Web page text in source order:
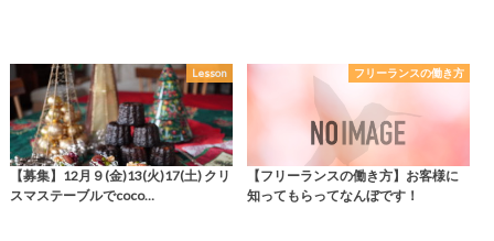
Lesson
【募集】12月９(金)13(火)17(土) クリ
スマステーブルでcoco…
フリーランスの働き方
【フリーランスの働き方】お客様に
知ってもらってなんぼです！